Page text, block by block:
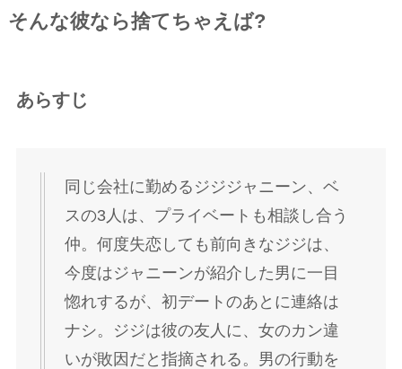
そんな彼なら捨てちゃえば?
あらすじ
同じ会社に勤めるジジジャニーン、ベ
スの3人は、プライベートも相談し合う
仲。何度失恋しても前向きなジジは、
今度はジャニーンが紹介した男に一目
惚れするが、初デートのあとに連絡は
ナシ。ジジは彼の友人に、女のカン違
いが敗因だと指摘される。男の行動を